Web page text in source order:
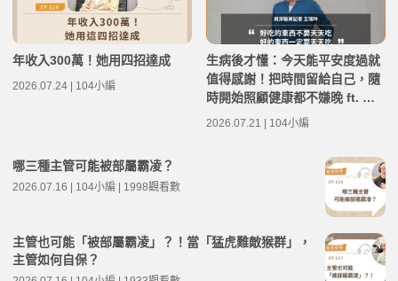
年收入300萬！她用四招達成
2026.07.24 | 104小編
生病後才懂：今天能平安度過就
值得感謝！把時間留給自己，隨
時開始照顧健康都不嫌晚 ft. 資
深醫藥記者王瑞玲 | 高年級不打
2026.07.21 | 104小編
哪三種主管可能被部屬霸凌？
2026.07.16 | 104小編 | 1998觀看數
主管也可能「被部屬霸凌」？！當「猛虎難敵猴群」，
主管如何自保？